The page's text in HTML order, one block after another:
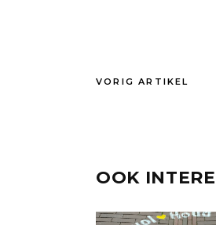
VORIG ARTIKEL
OOK